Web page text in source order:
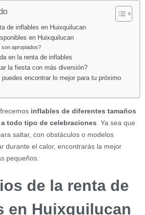
de inflables en Huixquilucan
en Huixquilucan
apropiados?
en la renta de inflables
la fiesta con más diversión?
encontrar lo mejor para tu próximo
inflables de diferentes tamaños
todo tipo de celebraciones . Ya sea que
saltar, con obstáculos o modelos
durante el calor, encontrarás la mejor
pequeños.
de la renta de
en Huixquilucan